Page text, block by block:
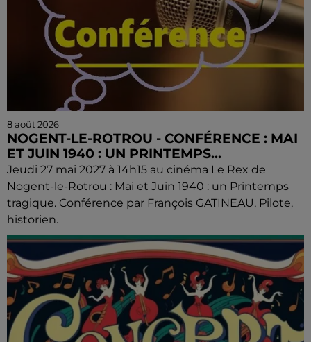
8 août 2026
NOGENT-LE-ROTROU - CONFÉRENCE : MAI
ET JUIN 1940 : UN PRINTEMPS...
Jeudi 27 mai 2027 à 14h15 au cinéma Le Rex de
Nogent-le-Rotrou : Mai et Juin 1940 : un Printemps
tragique. Conférence par François GATINEAU, Pilote,
historien.